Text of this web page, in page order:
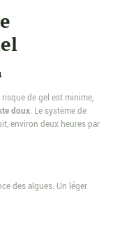
de gel est minime,
doux. Le système de
environ deux heures par
des algues. Un léger